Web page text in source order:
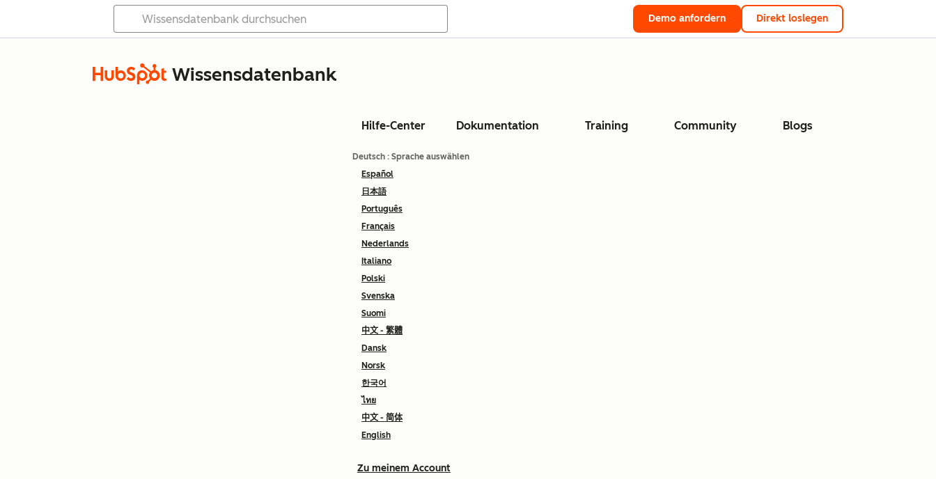
Demo anfordern Direkt loslegen
Wissensdatenbank
Hilfe-Center Dokumentation Training Community Blogs
Deutsch : Sprache auswählen
Español
日本語
Português
Français
Nederlands
Italiano
Polski
Svenska
Suomi
中文 - 繁體
Dansk
Norsk
한국어
ไทย
中文 - 简体
English
Zu meinem Account